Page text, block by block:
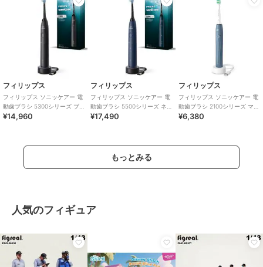
フィリップス
フィリップス ソニッケアー 電
動歯ブラシ 5300シリーズ ブ
ラック
¥14,960
フィリップス
フィリップス ソニッケアー 電
動歯ブラシ 5500シリーズ ネ
イビーブルー
¥17,490
フィリップス
フィリップス ソニッケアー 電
動歯ブラシ 2100シリーズ マリ
ンブルー
¥6,380
もっとみる
人気のフィギュア